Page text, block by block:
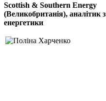
Scottish & Southern Energy
(Великобританія), аналітик з
енергетики